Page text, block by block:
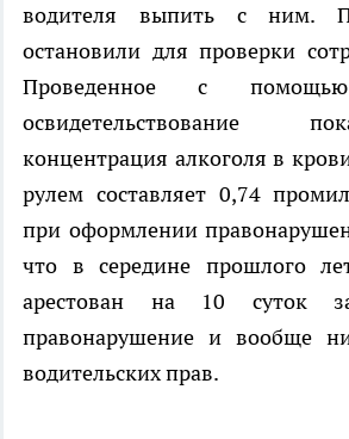
водителя выпить с ним.
остановили для проверки
Проведенное с помощью
освидетельствование
концентрация алкоголя в
рулем составляет 0,74
при оформлении
что в середине прошлого
арестован на 10 суток
правонарушение и вообще
водительских прав.